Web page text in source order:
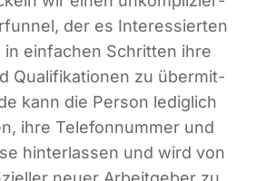
der es Inter­es­sier­ten
in ein­fa­chen Schrit­ten ihre
Qua­li­fi­ka­tio­nen zu über­mit­
kann die Per­son ledig­lich
ihre Tele­fon­num­mer und
hin­ter­las­sen und wird von